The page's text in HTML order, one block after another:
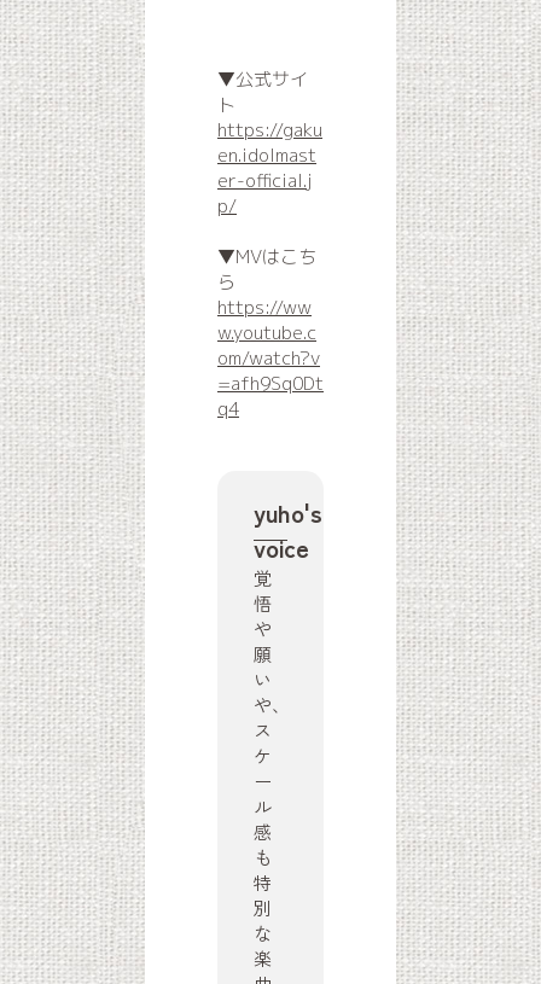
▼公式サイ
ト
https://gaku
en.idolmast
er-official.j
p/
▼MVはこち
ら
https://ww
w.youtube.c
om/watch?v
=afh9Sq0Dt
q4
yuho's
voice
覚
悟
や
願
い
や、
ス
ケ
ー
ル
感
も
特
別
な
楽